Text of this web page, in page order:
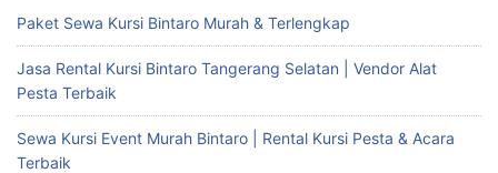
Paket Sewa Kursi Bintaro Murah & Terlengkap
Jasa Rental Kursi Bintaro Tangerang Selatan | Vendor Alat
Pesta Terbaik
Sewa Kursi Event Murah Bintaro | Rental Kursi Pesta & Acara
Terbaik